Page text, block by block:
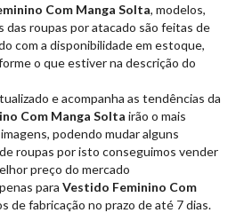
Com Manga Solta, modelos,
das roupas por atacado são feitas de
com a disponibilidade em estoque,
o que estiver na descrição do
e acompanha as tendências da
Com Manga Solta irão o mais
podendo mudar alguns
roupas por isto conseguimos vender
preço do mercado
para Vestido Feminino Com
de fabricação no prazo de até 7 dias.